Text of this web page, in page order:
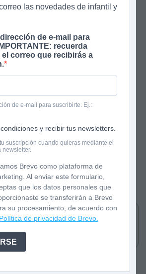
las novedades de infantil y
de e-mail para
recuerda
correo que recibirás a
de e-mail para suscribirte. Ej.:
y recibir tus newsletters.
suscripción cuando quieras mediante el
newsletter.
Brevo como plataforma de
Al enviar este formulario,
que los datos personales que
se transferirán a Brevo
su procesamiento, de acuerdo con
de privacidad de Brevo.
Vendas 1
la noche
Azul